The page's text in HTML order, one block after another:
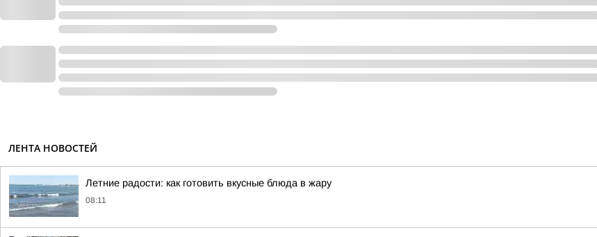
ЛЕНТА НОВОСТЕЙ
Летние радости: как готовить вкусные блюда в жару
08:11